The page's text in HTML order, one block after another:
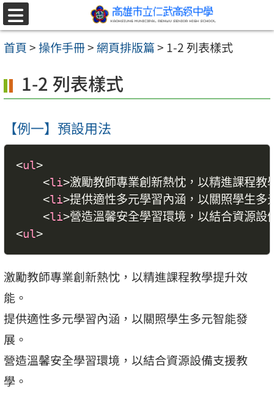
跳至主要內容區
選
單
首頁>操作手冊> 網頁排版篇> 1-2 列表樣式
1-2 列表樣式
【例一】預設用法
<ul>
<li>激勵教師專業創新熱忱，以精進課程教
<li>提供適性多元學習內涵，以關照學生多
<li>營造溫馨安全學習環境，以結合資源設
<ul>
激勵教師專業創新熱忱，以精進課程教學提升效
能。
提供適性多元學習內涵，以關照學生多元智能發
展。
營造溫馨安全學習環境，以結合資源設備支援教
學。